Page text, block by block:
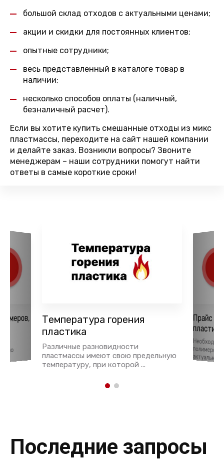
большой склад отходов с актуальными ценами;
акции и скидки для постоянных клиентов;
опытные сотрудники;
весь представленный в каталоге товар в
наличии;
несколько способов оплаты (наличный,
безналичный расчет).
Если вы хотите купить смешанные отходы из микс
пластмассы, переходите на сайт нашей компании
и делайте заказ. Возникли вопросы? Звоните
менеджерам – наши сотрудники помогут найти
ответы в самые короткие сроки!
Температура горения
пластика
Различные разновидности
пластмассы имеют свою предельную
температуру, при которой ...
Прайс
полимеров
актуальна и
Последние запросы